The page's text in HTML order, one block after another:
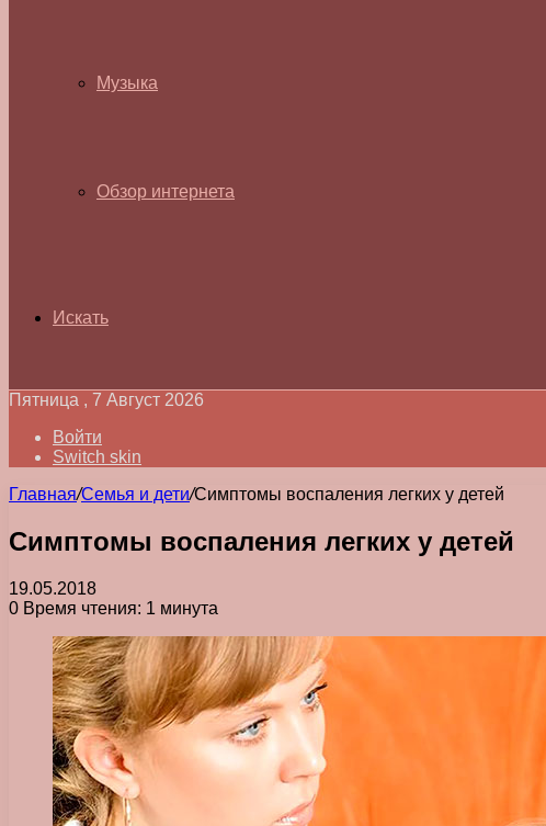
Музыка
Обзор интернета
Искать
Пятница , 7 Август 2026
Войти
Switch skin
Главная/Семья и дети/Симптомы воспаления легких у детей
Симптомы воспаления легких у детей
19.05.2018
0 Время чтения: 1 минута